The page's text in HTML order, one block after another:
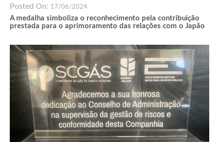
Posted On: 17/06/2024
A medalha simboliza o reconhecimento pela contribuição
prestada para o aprimoramento das relações com o Japão